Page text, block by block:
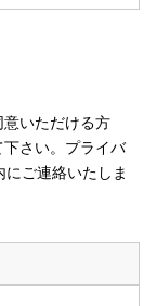
いただける方
さい。プライバ
ご連絡いたしま